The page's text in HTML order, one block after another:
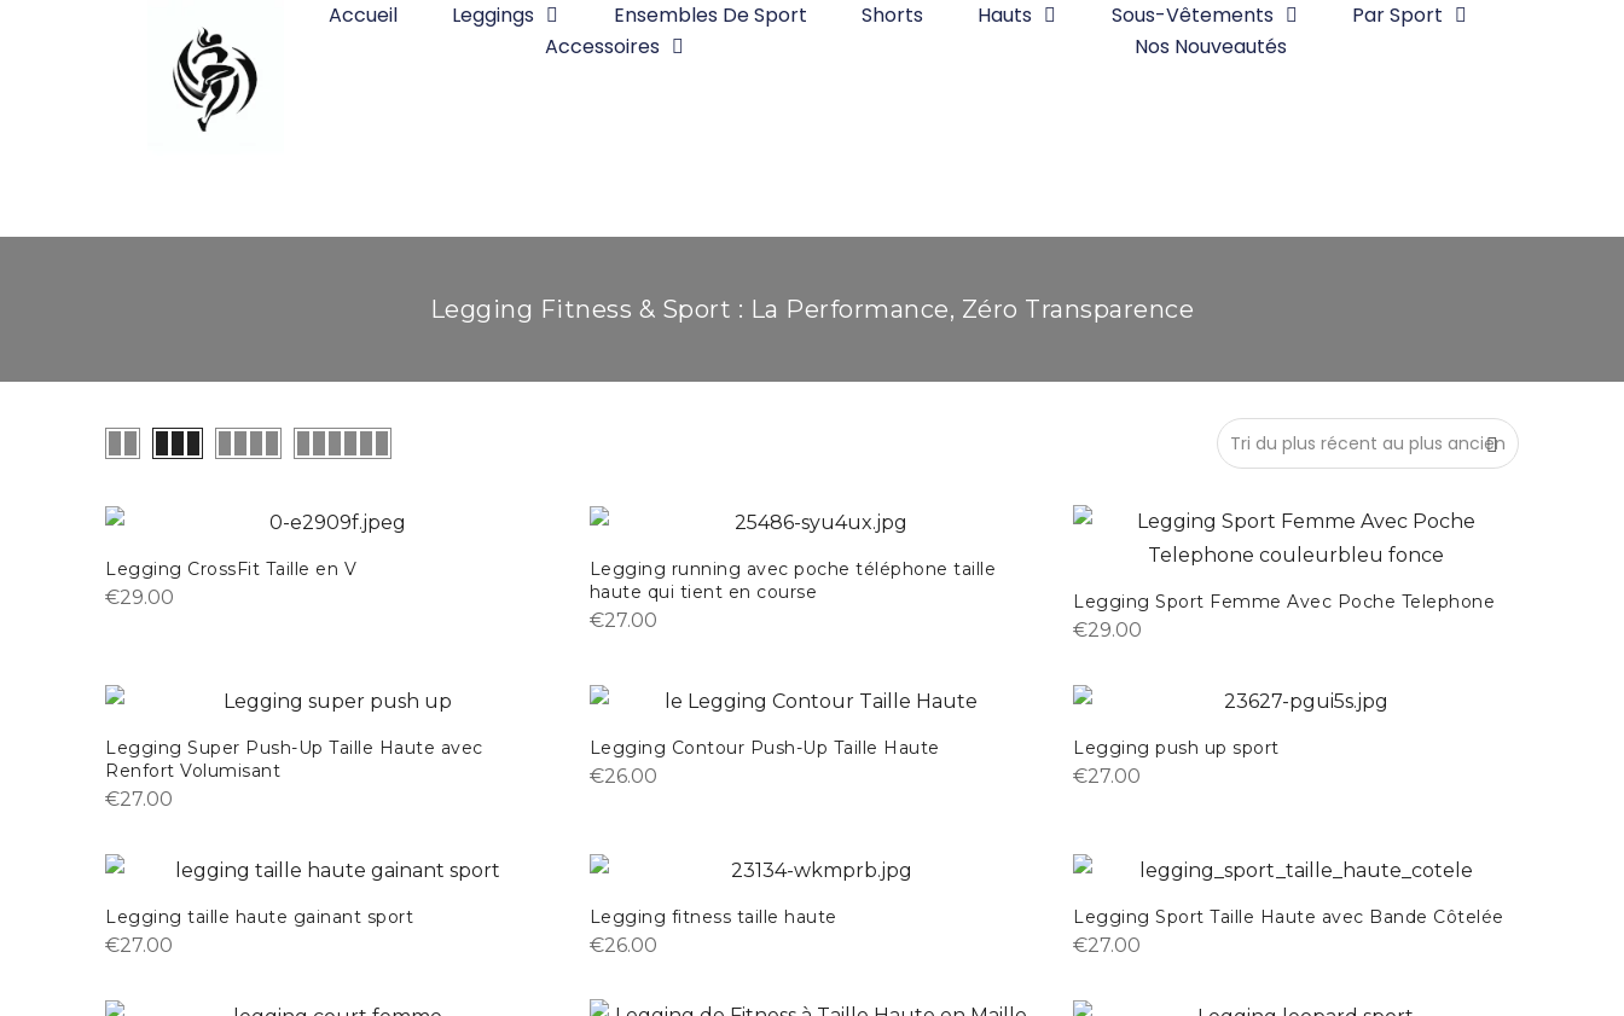
Accueil Leggings Ensembles De Sport Shorts Hauts Sous-Vêtements
Par Sport
Accessoires
Nos Nouveautés
Legging Fitness & Sport : La Performance, Zéro Transparence
Legging CrossFit Taille en V
€29.00
Legging running avec poche téléphone taille
haute qui tient en course
€27.00
Legging Sport Femme Avec Poche Telephone
€29.00
Legging Super Push-Up Taille Haute avec
Renfort Volumisant
€27.00
Legging Contour Push-Up Taille Haute
€26.00
Legging push up sport
€27.00
Legging taille haute gainant sport
€27.00
Legging fitness taille haute
€26.00
Legging Sport Taille Haute avec Bande Côtelée
€27.00